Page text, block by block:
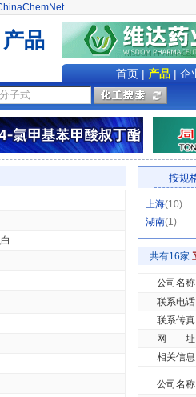
产品
首页| 产品| 企
按规
上海(10)
湖南(1)
共有16家
公司名称
联系电话
联系传真
网 址
相关信息
公司名称